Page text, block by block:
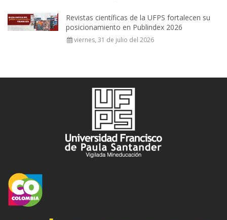
Revistas científicas de la UFPS fortalecen su
posicionamiento en Publindex 2026
viernes, 31 de julio del 2026